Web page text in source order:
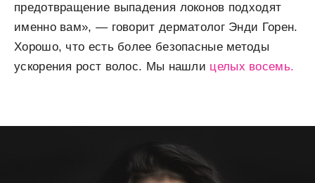
предотвращение выпадения локонов подходят
именно вам», — говорит дерматолог Энди Горен.
Хорошо, что есть более безопасные методы
ускорения рост волос. Мы нашли целых восемь.